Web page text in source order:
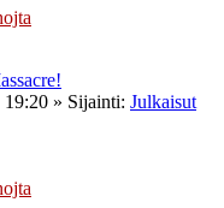
19:20 » Sijainti: Julkaisut